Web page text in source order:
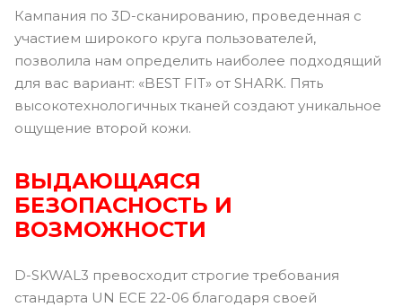
Кампания по 3D-сканированию, проведенная с
участием широкого круга пользователей,
позволила нам определить наиболее подходящий
для вас вариант: «BEST FIT» от SHARK. Пять
высокотехнологичных тканей создают уникальное
ощущение второй кожи.
ВЫДАЮЩАЯСЯ
БЕЗОПАСНОСТЬ И
ВОЗМОЖНОСТИ
D-SKWAL3 превосходит строгие требования
стандарта UN ECE 22-06 благодаря своей